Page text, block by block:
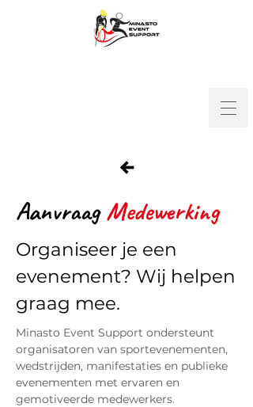
AanvraagMedewerking
Organiseer je een
evenement? Wij helpen
graag mee.
Minasto Event Support ondersteunt
organisatoren van sportevenementen,
wedstrijden, manifestaties en publieke
evenementen met ervaren en
gemotiveerde medewerkers.